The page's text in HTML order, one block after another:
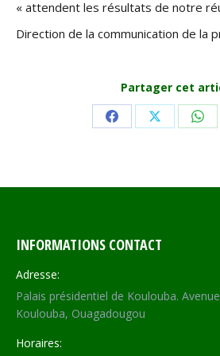
« attendent les résultats de notre
Direction de la communication de la
Partager cet
Share Share
INFORMATIONS CONTACT
Adresse:
Palais présidentiel de Koulouba.
Koulouba, Ouagadougou
Horaires: